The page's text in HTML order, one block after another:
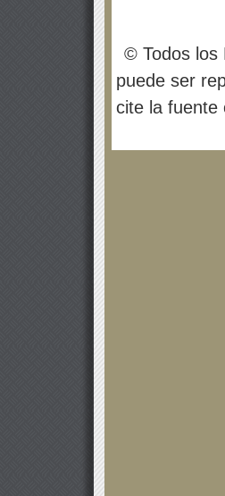
© Todos los
puede ser
cite la fuente